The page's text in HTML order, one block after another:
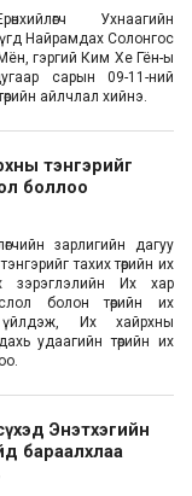
Ухнаагийн
Найрамдах Солонгос
гэргий Ким Хе Гён-ы
сарын 09-11-ний
айлчлал хийнэ.
тэнгэрийг
боллоо
зарлигийн дагуу
тахих төрийн их
зэрэглэлийн Их хар
болон төрийн их
үйлдэж, Их хайрхны
удаагийн төрийн их
Энэтхэгийн
бараалхлаа